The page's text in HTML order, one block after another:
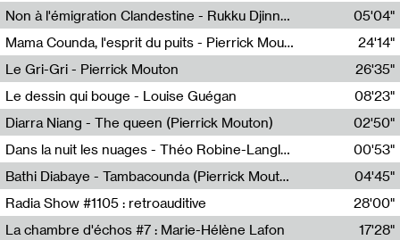
Non à l'émigration Clandestine - Rukku Djinne Squad (Eden Tinto Collins)
Eden Tinto Collins,Rukku Djinne
05'04"
Mama Counda, l'esprit du puits - Pierrick Mouton
Pierrick Mouton
24'14"
Le Gri-Gri - Pierrick Mouton
Pierrick Mouton
26'35"
Le dessin qui bouge - Louise Guégan
Louise Guégan
08'23"
Diarra Niang - The queen (Pierrick Mouton)
Pierrick Mouton,Diarra Niang
02'50"
Dans la nuit les nuages - Théo Robine-Langlois
Théo Robine-Langlois,LD Beat
00'53"
Bathi Diabaye - Tambacounda (Pierrick Mouton)
Pierrick Mouton,Bathi Diabaye
04'45"
Radia Show #1105 : retroauditive
Soundart Radio
28'00"
La chambre d'échos #7 : Marie-Hélène Lafon
17'28"